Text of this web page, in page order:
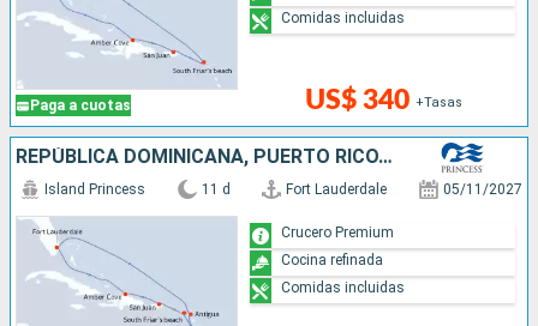
Paga a cuotas US$ 340 +Tasas
Comidas incluidas
REPÚBLICA DOMINICANA, PUERTO RICO, SANTA LUCIA, ANTIGUA Y BARBUDA, SAN MARTÍN, ESTADOS UNIDOS
Island Princess 11 d Fort Lauderdale 05/11/2027
Crucero Premium
Cocina refinada
Comidas incluidas